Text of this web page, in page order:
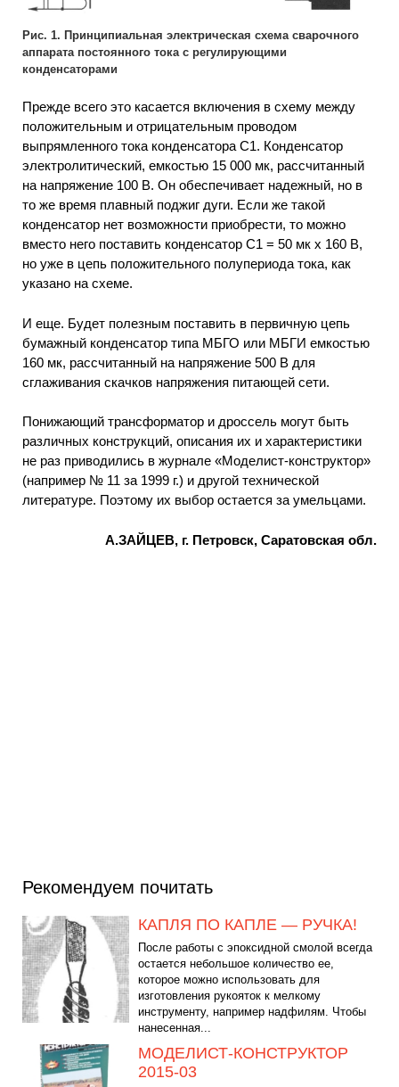
Рис. 1. Принципиальная электрическая схема сварочного
аппарата постоянного тока с регулирующими
конденсаторами
Прежде всего это касается включения в схему между
положительным и отрицательным проводом
выпрямленного тока конденсатора С1. Конденсатор
электролитический, емкостью 15 000 мк, рассчитанный
на напряжение 100 В. Он обеспечивает надежный, но в
то же время плавный поджиг дуги. Если же такой
конденсатор нет возможности приобрести, то можно
вместо него поставить конденсатор С1 = 50 мк х 160 В,
но уже в цепь положительного полупериода тока, как
указано на схеме.
И еще. Будет полезным поставить в первичную цепь
бумажный конденсатор типа МБГО или МБГИ емкостью
160 мк, рассчитанный на напряжение 500 В для
сглаживания скачков напряжения питающей сети.
Понижающий трансформатор и дроссель могут быть
различных конструкций, описания их и характеристики
не раз приводились в журнале «Моделист-конструктор»
(например № 11 за 1999 г.) и другой технической
литературе. Поэтому их выбор остается за умельцами.
А.ЗАЙЦЕВ, г. Петровcк, Саратовская обл.
Рекомендуем почитать
КАПЛЯ ПО КАПЛЕ — РУЧКА!
После работы с эпоксидной смолой всегда
остается небольшое количество ее,
которое можно использовать для
изготовления рукояток к мелкому
инструменту, например надфилям. Чтобы
нанесенная...
МОДЕЛИСТ-КОНСТРУКТОР
2015-03